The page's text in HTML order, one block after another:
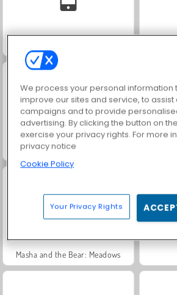
Jewel Garden Story
Masha and the Bear: Meadows
We process your personal information
improve our sites and service, to
campaigns and to provide
advertising. By clicking the button on
exercise your privacy rights. For more
privacy notice
Cookie Policy
Your Privacy Rights